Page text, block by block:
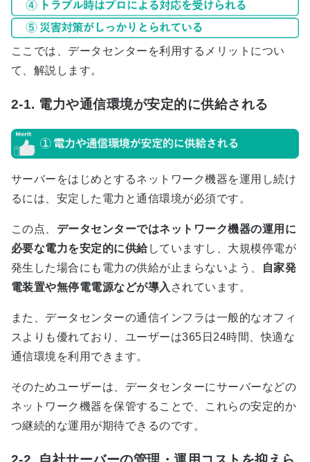
ここでは、データセンターを利用するメリットについ
て、解説します。
2-1. 電力や通信環境が安定的に供給される
サーバーをはじめとするネットワーク機器を運用し続け
るには、安定した電力と通信環境が必須です。
この点、 データセンターではネットワーク機器の運用に
必要な電力を安定的に供給していますし、大規模停電が
発生した場合にも電力の供給が止まらないよう、
自家発
電装置や無停電電源などが導入 されています。
また、データセンターの通信インフラは一般的なオフィ
スよりも優れており、ユーザーは365 日 24時間、快適な
通信環境を利用できます。
そのためユーザーは、データセンターにサーバーなどの
ネットワーク機器を保管することで、これらの安定的か
つ継続的な運用が期待できるのです。